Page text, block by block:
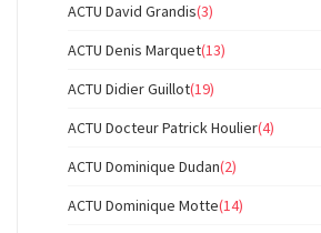
ACTU David Grandis(3)
ACTU Denis Marquet(13)
ACTU Didier Guillot(19)
ACTU Docteur Patrick Houlier(4)
ACTU Dominique Dudan(2)
ACTU Dominique Motte(14)